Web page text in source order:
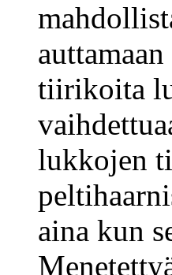
tiirikoita
lukkojen
aina kun